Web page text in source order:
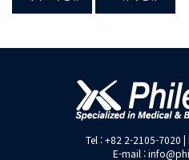
Tel : +82 2-2105-7020
E-mail :